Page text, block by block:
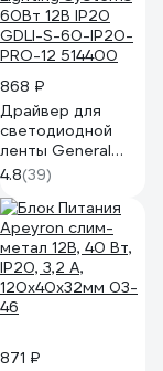
868 ₽
Драйвер для
светодиодной
ленты General
Lighting Systems
60Вт 12В IP20
GDLI-S-60-IP20-
PRO-12 514400
4.8(39)
871 ₽